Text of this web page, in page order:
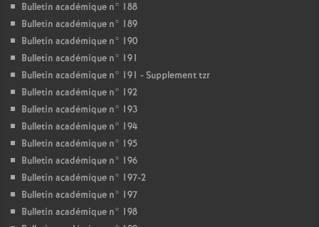
Bulletin académique n° 188
Bulletin académique n° 189
Bulletin académique n° 190
Bulletin académique n° 191
Bulletin académique n° 191 - Supplement tzr
Bulletin académique n° 192
Bulletin académique n° 193
Bulletin académique n° 194
Bulletin académique n° 195
Bulletin académique n° 196
Bulletin académique n° 197-2
Bulletin académique n° 197
Bulletin académique n° 198